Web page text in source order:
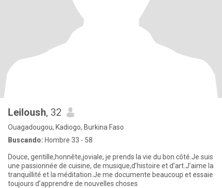
Leiloush, 32
Ouagadougou, Kadiogo, Burkina Faso
Buscando: Hombre 33 - 58
Douce, gentille,honnête,joviale, je prends la vie du bon côté.Je suis
une passionnée de cuisine, de musique,d’histoire et d’art.J’aime la
tranquillité et la méditation.Je me documente beaucoup et essaie
toujours d’apprendre de nouvelles choses